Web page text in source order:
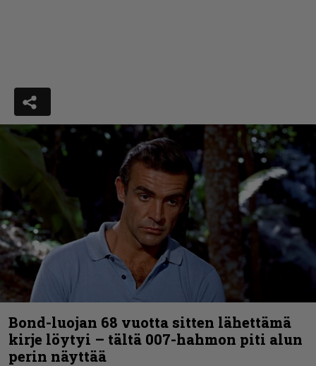
Bond-luojan 68 vuotta sitten lähettämä
kirje löytyi – tältä 007-hahmon piti alun
perin näyttää